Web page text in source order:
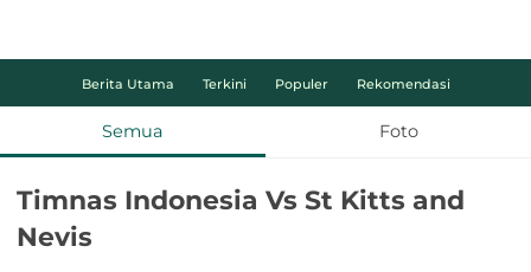
Berita Utama Terkini Populer Rekomendasi
Semua Foto
Timnas Indonesia Vs St Kitts and
Nevis